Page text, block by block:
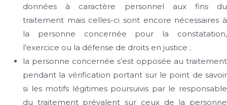
données à caractère personnel aux fins du
traitement mais celles-ci sont encore nécessaires à
la personne concernée pour la constatation,
l’exercice ou la défense de droits en justice ;
la personne concernée s’est opposée au traitement
pendant la vérification portant sur le point de savoir
si les motifs légitimes poursuivis par le responsable
du traitement prévalent sur ceux de la personne